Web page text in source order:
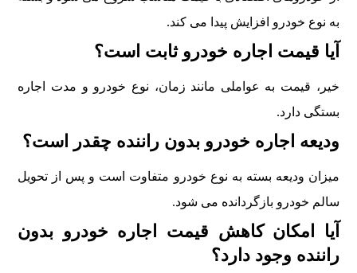
به نوع خودرو افزایش پیدا می کند.
آیا قیمت اجاره خودرو ثابت است؟
خیر، قیمت به عواملی مانند زمان، نوع خودرو و مدت اجاره
بستگی دارد.
ودیعه اجاره خودرو بدون راننده چقدر است؟
میزان ودیعه بسته به نوع خودرو متفاوت است و پس از تحویل
سالم خودرو بازگردانده می شود.
آیا امکان کاهش قیمت اجاره خودرو بدون
راننده وجود دارد؟